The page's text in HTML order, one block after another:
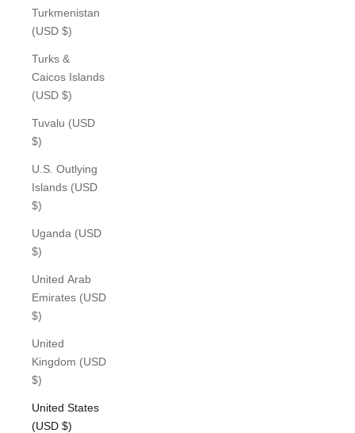
Turkmenistan
(USD $)
Turks &
Caicos Islands
(USD $)
Tuvalu (USD
$)
U.S. Outlying
Islands (USD
$)
Uganda (USD
$)
United Arab
Emirates (USD
$)
United
Kingdom (USD
$)
United States
(USD $)